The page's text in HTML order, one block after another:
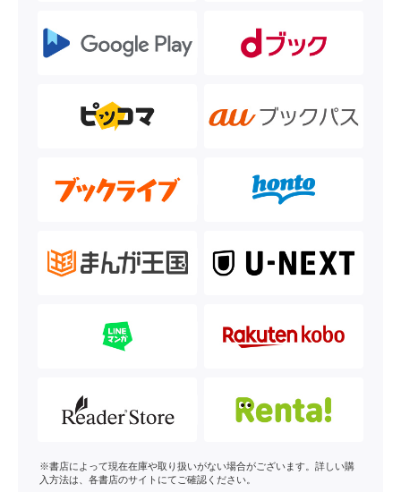
※書店によって現在在庫や取り扱いがない場合がございます。詳しい購
入方法は、各書店のサイトにてご確認ください。